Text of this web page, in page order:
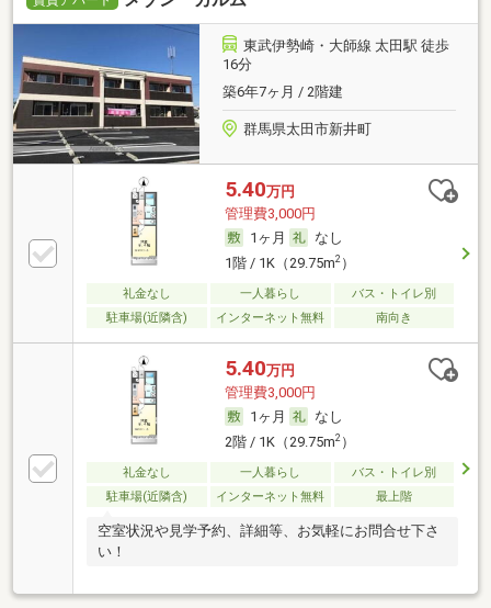
東武伊勢崎・大師線 太田駅 徒歩
16分
築6年7ヶ月 / 2階建
群馬県太田市新井町
5.40万円
管理費3,000円
1ヶ月
なし
1階 / 1K（29.75m2）
礼金なし 一人暮らし
バス・トイレ別
駐車場(近隣含)
インターネット無料 南向き
5.40万円
管理費3,000円
1ヶ月
なし
2階 / 1K（29.75m2）
礼金なし 一人暮らし
バス・トイレ別
駐車場(近隣含)
インターネット無料 最上階
空室状況や見学予約、詳細等、お気軽にお問合せ下さ
い！